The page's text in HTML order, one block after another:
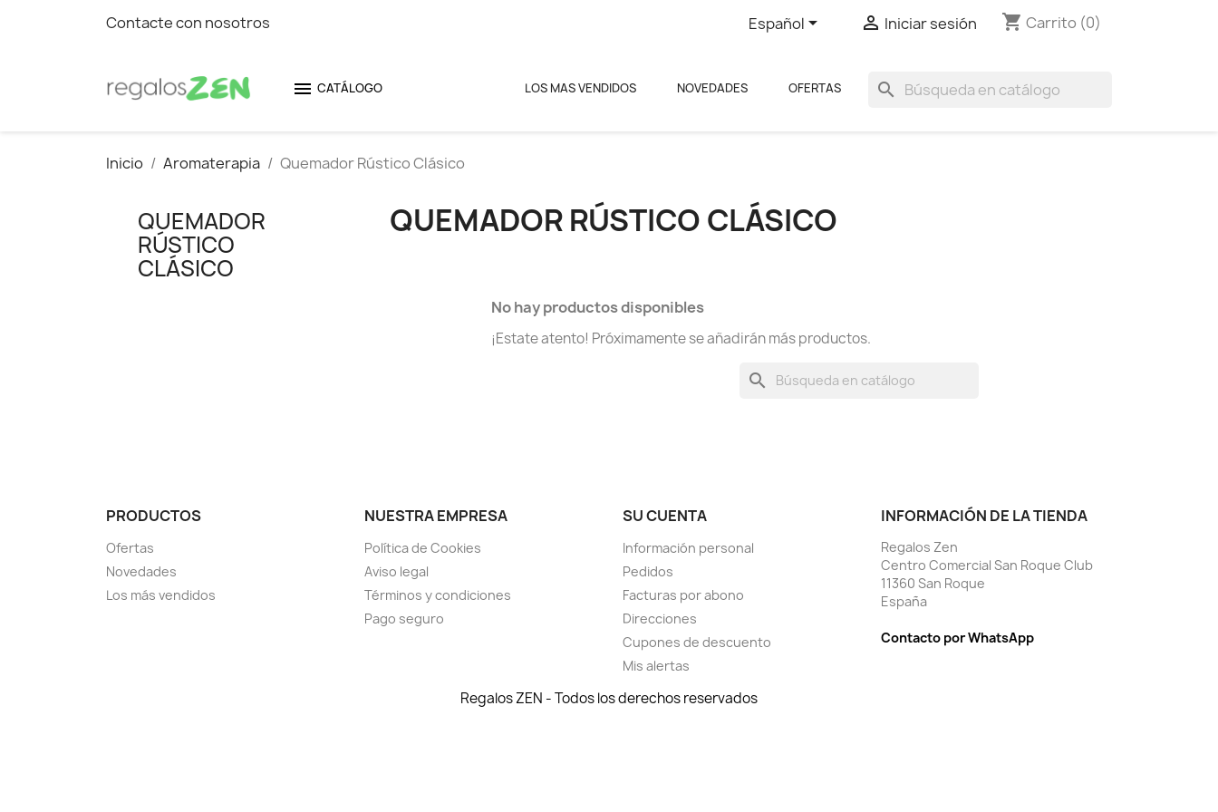
Contacte con nosotros Español  Iniciar sesión shopping_cart Carrito (0)
search
OFERTAS
NOVEDADES
LOS MAS VENDIDOS
 CATÁLOGO
Inicio Aromaterapia Quemador Rústico Clásico
QUEMADOR
RÚSTICO
CLÁSICO
QUEMADOR RÚSTICO CLÁSICO
No hay productos disponibles
¡Estate atento! Próximamente se añadirán más productos.
search
PRODUCTOS
Ofertas
Novedades
Los más vendidos
NUESTRA EMPRESA
Política de Cookies
Aviso legal
Términos y condiciones
Pago seguro
SU CUENTA
Información personal
Pedidos
Facturas por abono
Direcciones
Cupones de descuento
Mis alertas
INFORMACIÓN DE LA TIENDA
Regalos Zen
Centro Comercial San Roque Club
11360 San Roque
España
Contacto por WhatsApp
Regalos ZEN - Todos los derechos reservados